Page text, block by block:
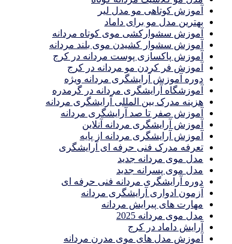
آموزش کوتاهی مو مدل لیر
بهترین مدل مو برای داماد
آموزش سشوارکشی موی کوتاه مردانه
آموزش سشوار کشیدن موی بلند مردانه
آموزش پاکسازی پوست مردانه در کرج
آموزش فر کردن مو مردانه در کرج
دوره آموزش آرایشگری مردانه ویژه
آموزشگاه آرایشگری مردانه در گرمدره
هزینه مدرک بین المللی آرایشگری مردانه
آموزش صفر تا صد آرایشگری مردانه
آموزش آرایشگری مردانه آنلاین
آموزش آرایشگری مردانه از پایه
تعرفه مدرک فنی حرفه ای آرایشگری
مدل موی مردانه جدید
مدل موی پسرانه جدید
دوره آرایشگری مردانه فنی حرفه ای
آزمون ادواری آرایشگری مردانه
مهارت های پیرایش مردانه
مدل موی مردانه 2025
آرایش داماد در کرج
آموزش مدل های موی مدرن مردانه